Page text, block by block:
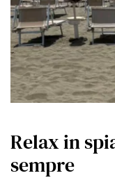
Relax in
sempre